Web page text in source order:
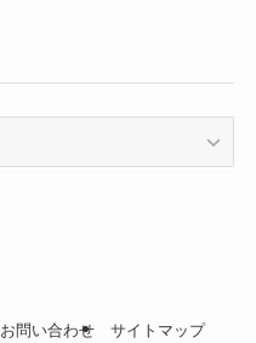
お問い合わせ サイトマップ